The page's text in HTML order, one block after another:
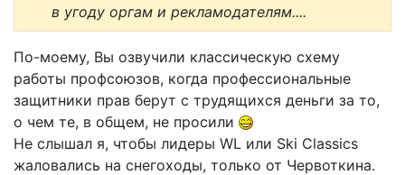
в угоду оргам и рекламодателям....
По-моему, Вы озвучили классическую схему
работы профсоюзов, когда профессиональные
защитники прав берут с трудящихся деньги за то,
о чем те, в общем, не просили
Не слышал я, чтобы лидеры WL или Ski Classics
жаловались на снегоходы, только от Червоткина.